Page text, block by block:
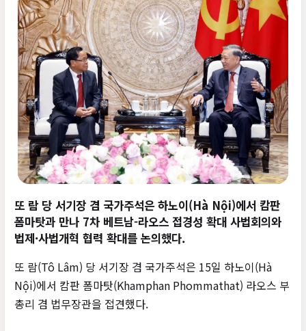
또 람 당 서기장 겸 국가주석은 하노이(Hà Nội)에서 캄판
폼마탓과 만나 7차 베트남-라오스 접경성 확대 사법회의와
법제·사법개혁 협력 확대를 논의했다.
또 람(Tô Lâm) 당 서기장 겸 국가주석은 15일 하노이(Hà
Nội)에서 캄판 폼마탓(Khamphan Phommathat) 라오스 부
총리 겸 법무장관을 접견했다.